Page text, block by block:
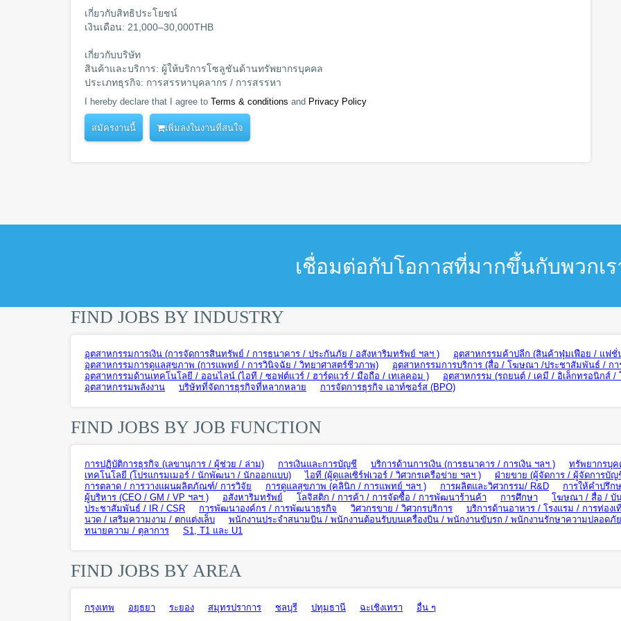
เกี่ยวกับสิทธิประโยชน์
เงินเดือน: 21,000–30,000THB
เกี่ยวกับบริษัท
สินค้าและบริการ: ผู้ให้บริการโซลูชันด้านทรัพยากรบุคคล
ประเภทธุรกิจ: การสรรหาบุคลากร / การสรรหา
I hereby declare that I agree to Terms & conditions and Privacy Policy
เพิ่มลงในงานที่สนใจ
เชื่อมต่อกับโอกาสที่มากขึ้นกับพวกเร
FIND JOBS BY INDUSTRY
อุตสาหกรรมการเงิน (การจัดการสินทรัพย์ / การธนาคาร / ประกันภัย / อสังหาริมทรัพย์ ฯลฯ )
อุตสาหกรรมค้าปลีก (สินค้าฟุ่มเฟือย / แฟชั่
อุตสาหกรรมการดูแลสุขภาพ (การแพทย์ / การวินิจฉัย / วิทยาศาสตร์ชีวภาพ)
อุตสาหกรรมการบริการ (สื่อ / โฆษณา /ประชาสัมพันธ์ / ก
อุตสาหกรรมด้านเทคโนโลยี / ออนไลน์ (ไอที / ซอฟต์แวร์ / ฮาร์ดแวร์ / มือถือ / เทเลคอม )
อุตสาหกรรม (รถยนต์ / เคมี / อิเล็กทรอนิกส์ /
อุตสาหกรรมพลังงาน
บริษัทที่จัดการธุรกิจที่หลากหลาย การจัดการธุรกิจ เอาท์ซอร์ส (BPO)
FIND JOBS BY JOB FUNCTION
การปฏิบัติการธุรกิจ (เลขานุการ / ผู้ช่วย / ล่าม) การเงินและการบัญชี บริการด้านการเงิน (การธนาคาร / การเงิน ฯลฯ )
ทรัพยากรบุค
เทคโนโลยี (โปรแกรมเมอร์ / นักพัฒนา / นักออกแบบ)
ไอที (ผู้ดูแลเซิร์ฟเวอร์ / วิศวกรเครือข่าย ฯลฯ )
ฝ่ายขาย (ผู้จัดการ / ผู้จัดการบั
การตลาด / การวางแผนผลิตภัณฑ์/ การวิจัย
การดูแลสุขภาพ (คลินิก / การแพทย์ ฯลฯ ) การผลิตและวิศวกรรม/ R&D
การให้คำปรึก
ผู้บริหาร (CEO / GM / VP ฯลฯ )
อสังหาริมทรัพย์ โลจิสติก / การค้า / การจัดซื้อ / การพัฒนาร้านค้า การศึกษา
โฆษณา / สื่อ / บัน
ประชาสัมพันธ์ / IR / CSR
การพัฒนาองค์กร / การพัฒนาธุรกิจ วิศวกรขาย / วิศวกรบริการ
บริการด้านอาหาร / โรงแรม / การท่อง
นวด / เสริมความงาม / ตกแต่งเล็บ
พนักงานประจำสนามบิน / พนักงานต้อนรับบนเครื่องบิน / พนักงานขับรถ / พนักงานรักษาความปลอดภัย
ทนายความ / ตุลาการ
S1, T1 และ U1
FIND JOBS BY AREA
กรุงเทพ อยุธยา ระยอง สมุทรปราการ ชลบุรี ปทุมธานี ฉะเชิงเทรา อื่น ๆ